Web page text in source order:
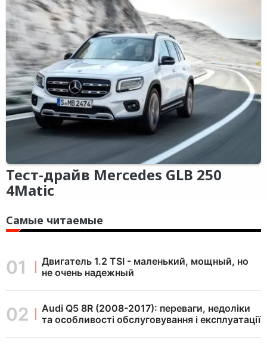
Тест-драйв Mercedes GLB 250
4Matic
Самые читаемые
Двигатель 1.2 TSI - маленький, мощный, но
не очень надежный
Audi Q5 8R (2008-2017): переваги, недоліки
та особливості обслуговування і експлуатації